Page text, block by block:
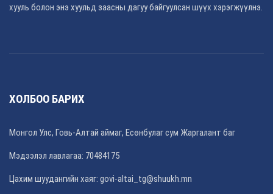
хууль болон энэ хуульд заасны дагуу байгуулсан шүүх хэрэгжүүлнэ.
ХОЛБОО БАРИХ
Монгол Улс, Говь-Алтай аймаг, Есөнбулаг сум Жаргалант баг
Мэдээлэл лавлагаа: 70484175
Цахим шуудангийн хаяг: govi-altai_tg@shuukh.mn